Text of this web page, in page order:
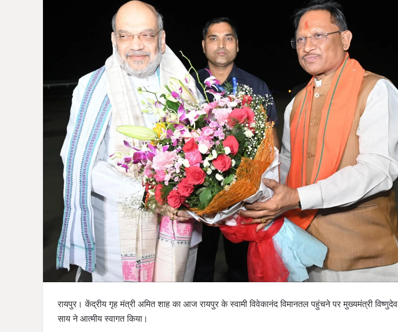
रायपुर। केंद्रीय गृह मंत्री अमित शाह का आज रायपुर के स्वामी विवेकानंद विमानतल पहुंचने पर मुख्यमंत्री विष्णुदेव
साय ने आत्मीय स्वागत किया।